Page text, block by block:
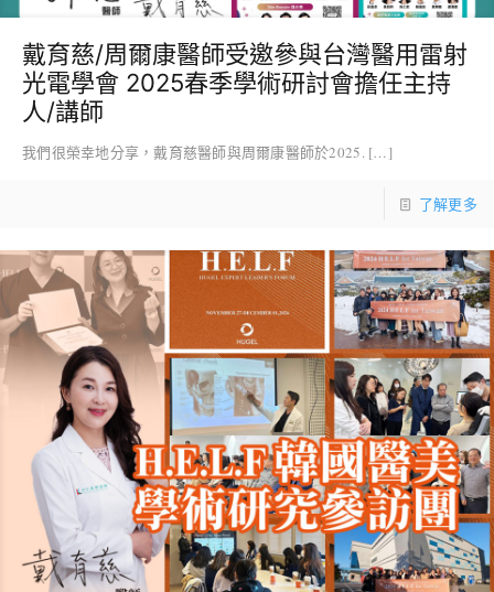
戴育慈/周爾康醫師受邀參與台灣醫用雷射
光電學會 2025春季學術研討會擔任主持
人/講師
我們很榮幸地分享，戴育慈醫師與周爾康醫師於2025. […]
了解更多